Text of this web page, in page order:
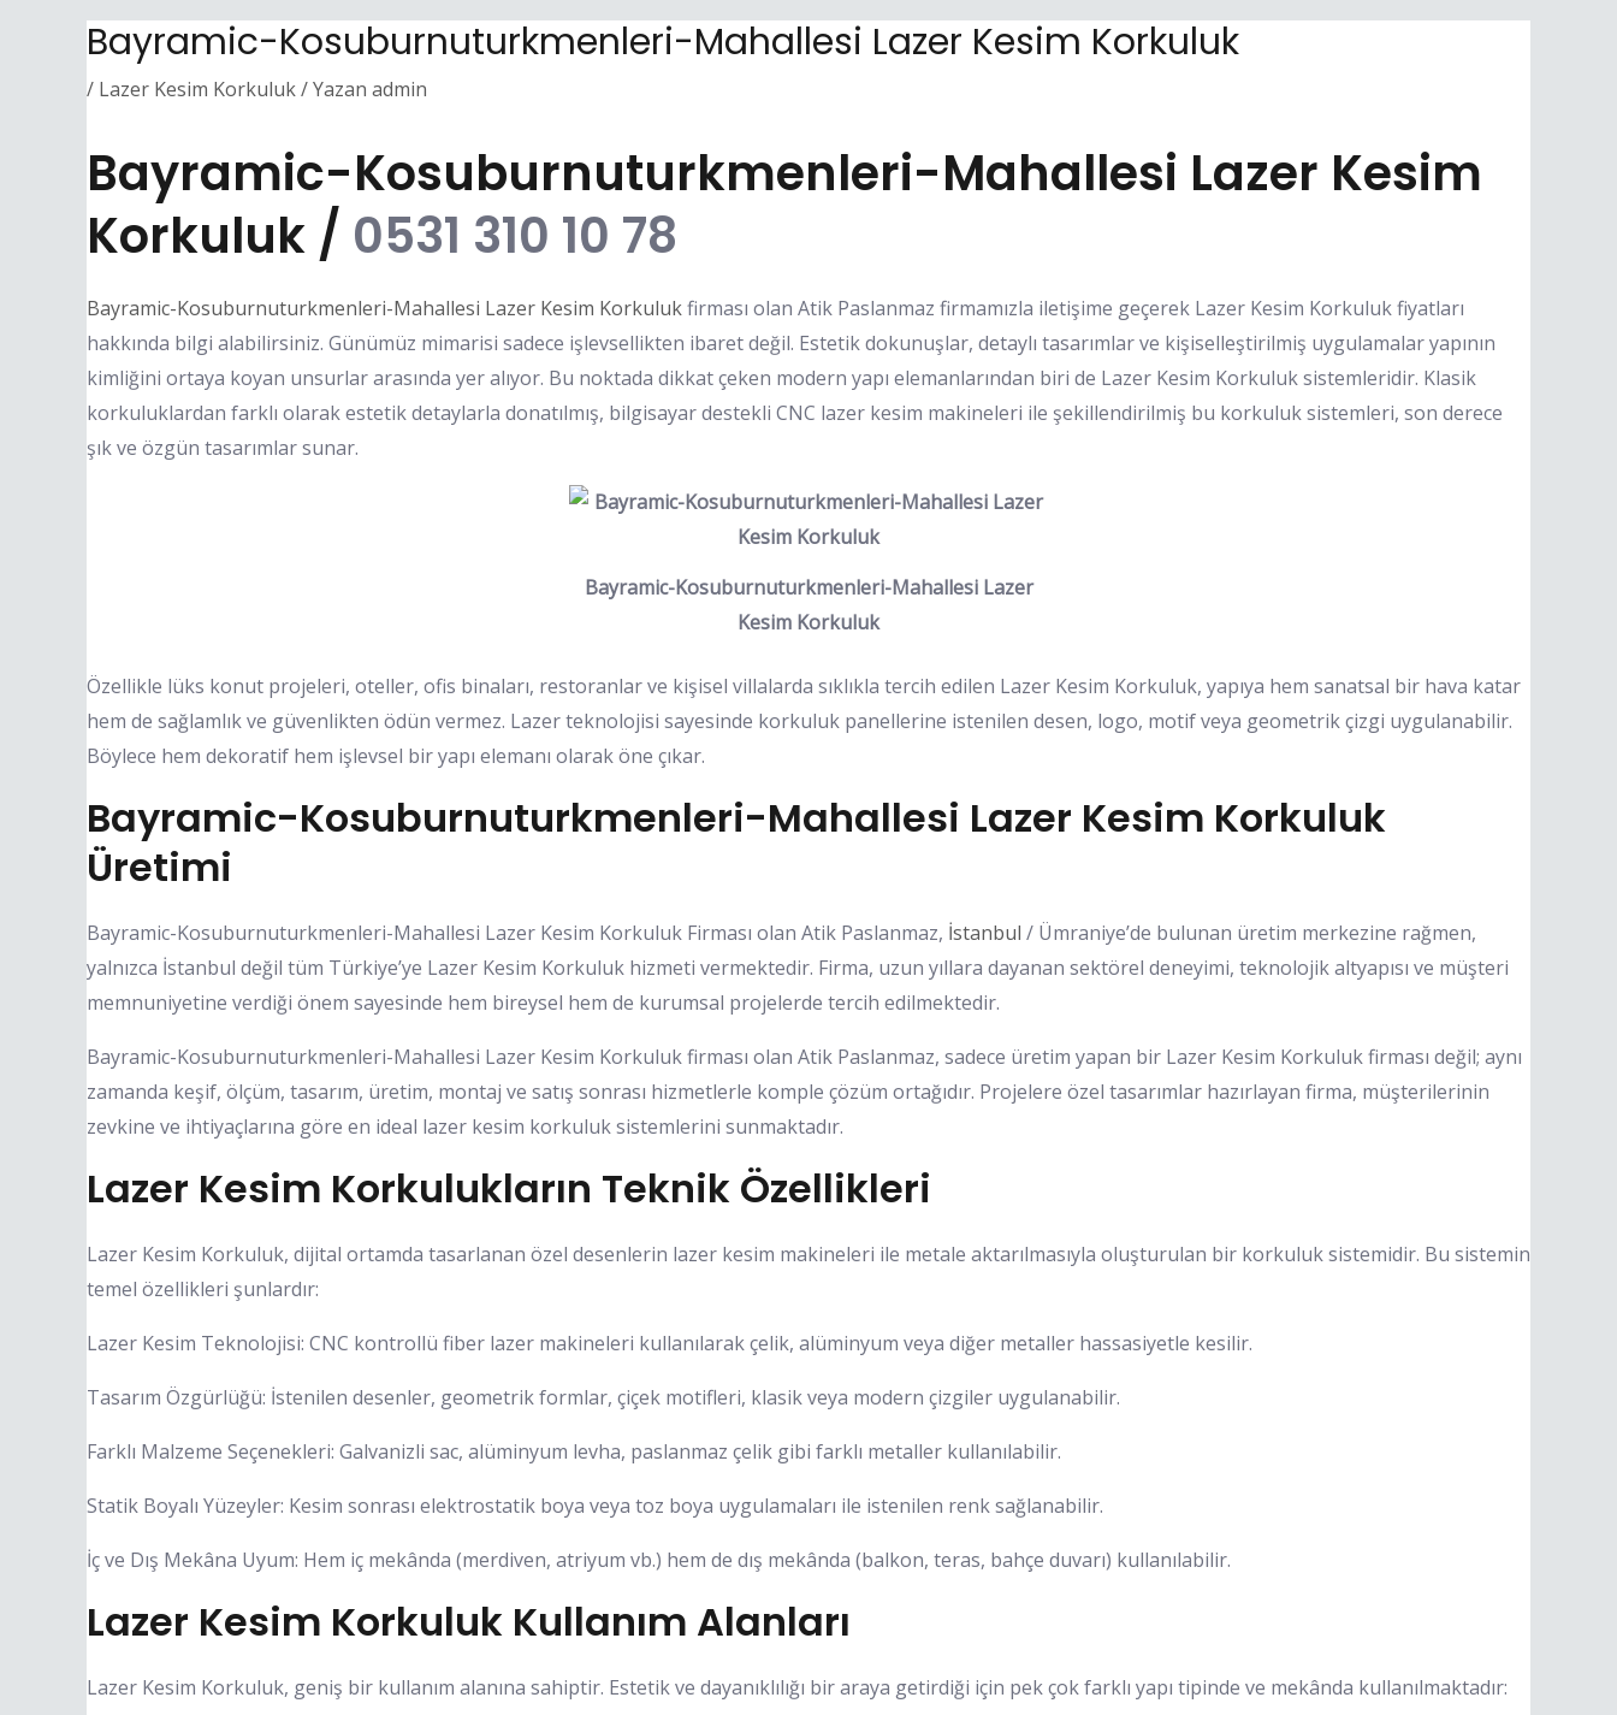
Bayramic-Kosuburnuturkmenleri-Mahallesi Lazer Kesim Korkuluk
/ Lazer Kesim Korkuluk/ Yazan admin
Bayramic-Kosuburnuturkmenleri-Mahallesi Lazer Kesim
Korkuluk / 0531 310 10 78
Bayramic-Kosuburnuturkmenleri-Mahallesi Lazer Kesim Korkulukfirması olan Atik Paslanmaz firmamızla iletişime geçerek Lazer Kesim Korkuluk fiyatları
hakkında bilgi alabilirsiniz. Günümüz mimarisi sadece işlevsellikten ibaret değil. Estetik dokunuşlar, detaylı tasarımlar ve kişiselleştirilmiş uygulamalar yapının
kimliğini ortaya koyan unsurlar arasında yer alıyor. Bu noktada dikkat çeken modern yapı elemanlarından biri de Lazer Kesim Korkuluk sistemleridir. Klasik
korkuluklardan farklı olarak estetik detaylarla donatılmış, bilgisayar destekli CNC lazer kesim makineleri ile şekillendirilmiş bu korkuluk sistemleri, son derece
şık ve özgün tasarımlar sunar.
Bayramic-Kosuburnuturkmenleri-Mahallesi Lazer
Kesim Korkuluk
Özellikle lüks konut projeleri, oteller, ofis binaları, restoranlar ve kişisel villalarda sıklıkla tercih edilen Lazer Kesim Korkuluk, yapıya hem sanatsal bir hava katar
hem de sağlamlık ve güvenlikten ödün vermez. Lazer teknolojisi sayesinde korkuluk panellerine istenilen desen, logo, motif veya geometrik çizgi uygulanabilir.
Böylece hem dekoratif hem işlevsel bir yapı elemanı olarak öne çıkar.
Bayramic-Kosuburnuturkmenleri-Mahallesi Lazer Kesim Korkuluk
Üretimi
Bayramic-Kosuburnuturkmenleri-Mahallesi Lazer Kesim Korkuluk Firması olan Atik Paslanmaz, İstanbul / Ümraniye’de bulunan üretim merkezine rağmen,
yalnızca İstanbul değil tüm Türkiye’ye Lazer Kesim Korkuluk hizmeti vermektedir. Firma, uzun yıllara dayanan sektörel deneyimi, teknolojik altyapısı ve müşteri
memnuniyetine verdiği önem sayesinde hem bireysel hem de kurumsal projelerde tercih edilmektedir.
Bayramic-Kosuburnuturkmenleri-Mahallesi Lazer Kesim Korkuluk firması olan Atik Paslanmaz, sadece üretim yapan bir Lazer Kesim Korkuluk firması değil; aynı
zamanda keşif, ölçüm, tasarım, üretim, montaj ve satış sonrası hizmetlerle komple çözüm ortağıdır. Projelere özel tasarımlar hazırlayan firma, müşterilerinin
zevkine ve ihtiyaçlarına göre en ideal lazer kesim korkuluk sistemlerini sunmaktadır.
Lazer Kesim Korkulukların Teknik Özellikleri
Lazer Kesim Korkuluk, dijital ortamda tasarlanan özel desenlerin lazer kesim makineleri ile metale aktarılmasıyla oluşturulan bir korkuluk sistemidir. Bu sistemin
temel özellikleri şunlardır:
Lazer Kesim Teknolojisi: CNC kontrollü fiber lazer makineleri kullanılarak çelik, alüminyum veya diğer metaller hassasiyetle kesilir.
Tasarım Özgürlüğü: İstenilen desenler, geometrik formlar, çiçek motifleri, klasik veya modern çizgiler uygulanabilir.
Farklı Malzeme Seçenekleri: Galvanizli sac, alüminyum levha, paslanmaz çelik gibi farklı metaller kullanılabilir.
Statik Boyalı Yüzeyler: Kesim sonrası elektrostatik boya veya toz boya uygulamaları ile istenilen renk sağlanabilir.
İç ve Dış Mekâna Uyum: Hem iç mekânda (merdiven, atriyum vb.) hem de dış mekânda (balkon, teras, bahçe duvarı) kullanılabilir.
Lazer Kesim Korkuluk Kullanım Alanları
Lazer Kesim Korkuluk, geniş bir kullanım alanına sahiptir. Estetik ve dayanıklılığı bir araya getirdiği için pek çok farklı yapı tipinde ve mekânda kullanılmaktadır: